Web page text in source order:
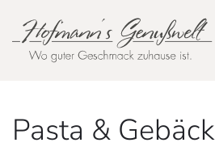
Zum Hauptinhalt springen
Pasta & Gebäck